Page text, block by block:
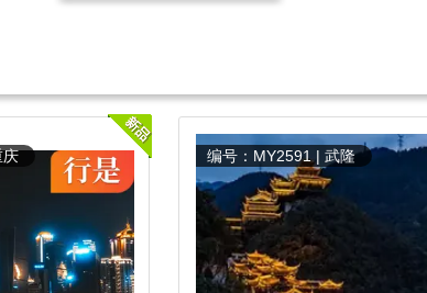
庆 编号：MY2591 | 武隆